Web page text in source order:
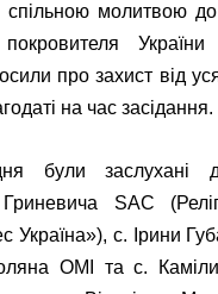
спільною молитвою
про захист від
на час засідання.
були заслухані
SAC
Україна»), с. Ірини
OMI та с.